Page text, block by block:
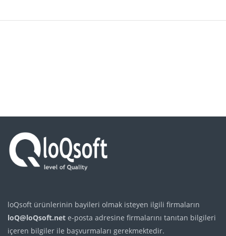
loQsoft ürünlerinin bayileri olmak isteyen ilgili firmaların
loQ@loQsoft.net e-posta adresine firmalarını tanıtan bilgileri
içeren bilgiler ile başvurmaları gerekmektedir.